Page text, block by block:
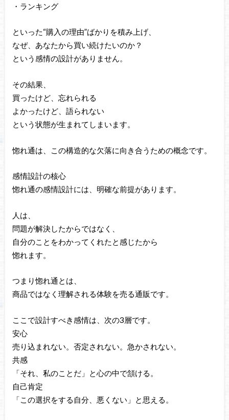
・ランキング
といった“購入の理由”ばかりを積み上げ、
なぜ、あなたから買い続けたいのか？
という感情の設計がありません。
その結果、
買ったけど、忘れられる
よかったけど、語られない
という状態が生まれてしまいます。
惚れ通は、この構造的な欠落に向き合うための概念です。
感情設計の核心
惚れ通の感情設計には、明確な前提があります。
人は、
問題が解決したからではなく、
自分のことをわかってくれたと感じたから
惚れます。
つまり惚れ通とは、
商品ではなく理解される体験を売る通販です。
ここで設計すべき感情は、次の3層です。
安心
売り込まれない。否定されない。急かされない。
共感
「それ、私のことだ」と心の中で頷ける。
自己肯定
「この選択をする自分、悪くない」と思える。